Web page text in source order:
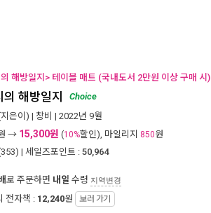
해방일지> 테이블 매트 (국내도서 2만원 이상 구매 시)
의 해방일지
Choice
은이) | 창비 | 2022년 9월
→ 15,300원 (10%할인), 마일리지 850원
353) | 세일즈포인트 : 50,964
로 주문하면 내일 수령 지역변경
전자책 : 12,240원 보러 가기